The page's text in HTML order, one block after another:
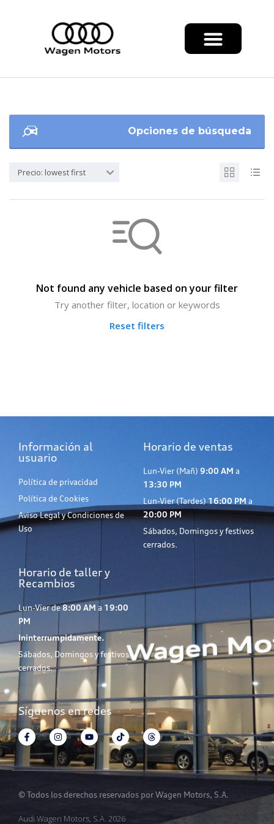
Opciones de búsqueda
Precio: lowest first
Not found any vehicle based on your filter
Try another filter, location or keywords
Reset filters
Información al
usuario
Política de privacidad
Política de Cookies
Aviso Legal y Condiciones de
Uso
Horario de ventas
Lun-Vier (Mañ) 9:00 AM a
13:30 PM
Lun-Vier (Tardes) 16:00 PM a
20:00 PM
Sábados, Domingos y festivos
cerrados.
Horario de taller y
Recambios
Lun-Vier de8:00 AM a 19:00
PM
Ininterrumpidamente.
Sábados, Domingos y festivos
cerrados.
Síguenos en redes
© Todos los derechos reservados por Wagen Motors, S.A.
Audi Wagen Motors, S.A. 2026